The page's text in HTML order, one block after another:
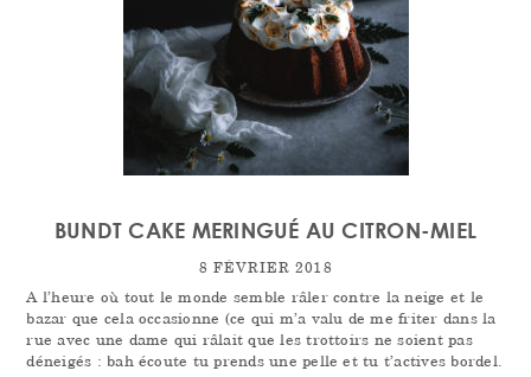
BUNDT CAKE MERINGUÉ AU CITRON-MIEL
8 FÉVRIER 2018
A l’heure où tout le monde semble râler contre la neige et le
bazar que cela occasionne (ce qui m’a valu de me friter dans la
rue avec une dame qui râlait que les trottoirs ne soient pas
déneigés : bah écoute tu prends une pelle et tu t’actives bordel.